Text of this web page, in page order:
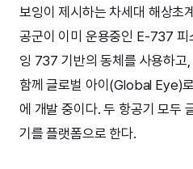
보잉이 제시하는 차세대 해상초
공군이 이미 운용중인 E-737 피
잉 737 기반의 동체를 사용하고
함께 글로벌 아이(Global Eye)
에 개발 중이다. 두 항공기 모두
기를 플랫폼으로 한다.